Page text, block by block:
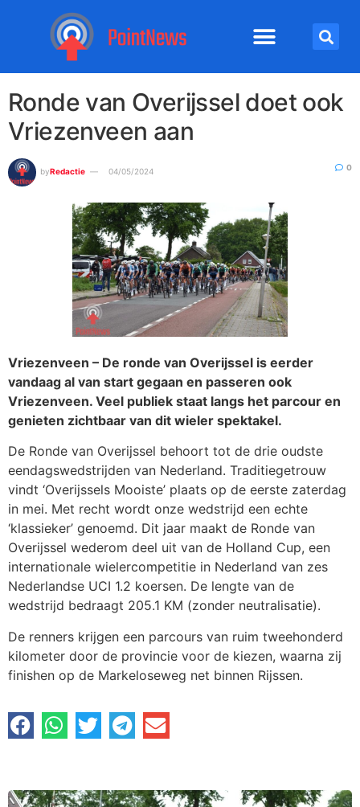
Ronde van Overijssel doet ook
Vriezenveen aan
byRedactie 04/05/2024 0
Vriezenveen – De ronde van Overijssel is eerder
vandaag al van start gegaan en passeren ook
Vriezenveen. Veel publiek staat langs het parcour en
genieten zichtbaar van dit wieler spektakel.
De Ronde van Overijssel behoort tot de drie oudste
eendagswedstrijden van Nederland. Traditiegetrouw
vindt ‘Overijssels Mooiste’ plaats op de eerste zaterdag
in mei. Met recht wordt onze wedstrijd een echte
‘klassieker’ genoemd. Dit jaar maakt de Ronde van
Overijssel wederom deel uit van de Holland Cup, een
internationale wielercompetitie in Nederland van zes
Nederlandse UCI 1.2 koersen. De lengte van de
wedstrijd bedraagt 205.1 KM (zonder neutralisatie).
De renners krijgen een parcours van ruim tweehonderd
kilometer door de provincie voor de kiezen, waarna zij
finishen op de Markeloseweg net binnen Rijssen.